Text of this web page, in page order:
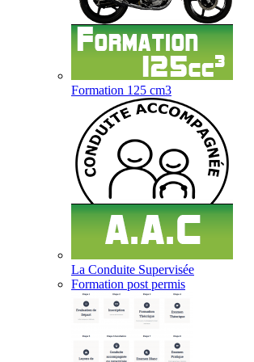
Formation 125 cm3
La Conduite Supervisée
Formation post permis